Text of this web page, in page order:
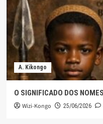
A. Kikongo
O SIGNIFICADO DOS
Wizi-Kongo 25/06/2026